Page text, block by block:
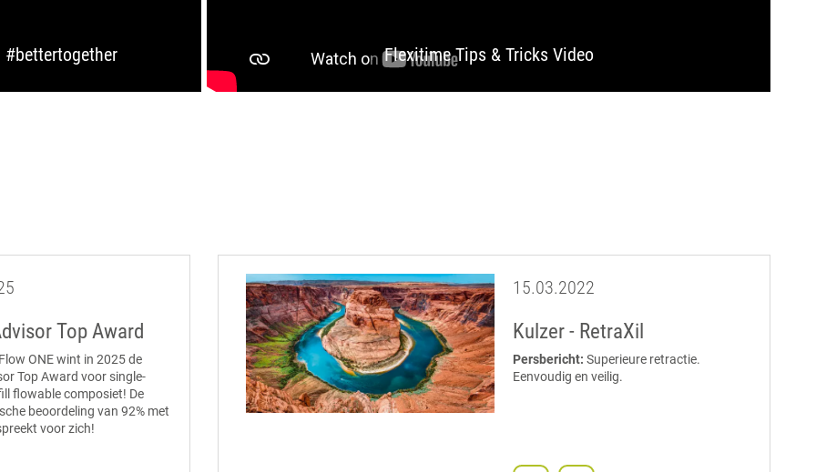
#bettertogether Flexitime Tips & Tricks Video
Top Award
ONE wint in 2025 de
Top Award voor single-
flowable composiet! De
beoordeling van 92% met
voor zich!
15.03.2022
Kulzer - RetraXil
Persbericht: Superieure retractie.
Eenvoudig en veilig.